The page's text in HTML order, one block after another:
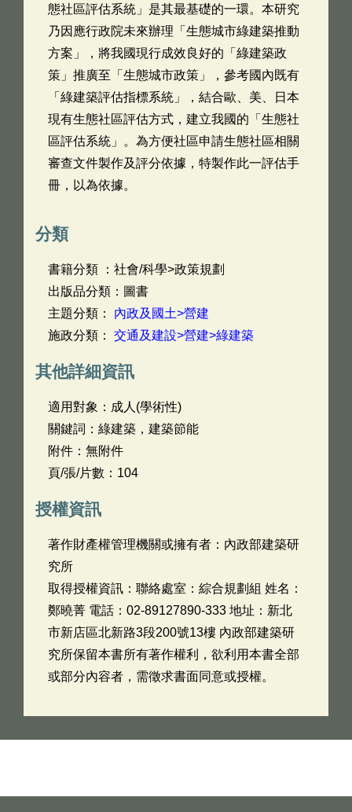
態社區評估系統」是其最基礎的一環。本研究
乃因應行政院未來辦理「生態城市綠建築推動
方案」，將我國現行成效良好的「綠建築政
策」推廣至「生態城市政策」，參考國內既有
「綠建築評估指標系統」，結合歐、美、日本
現有生態社區評估方式，建立我國的「生態社
區評估系統」。為方便社區申請生態社區相關
審查文件製作及評分依據，特製作此一評估手
冊，以為依據。
分類
書籍分類 ：社會/科學>政策規劃
出版品分類：圖書
主題分類： 內政及國土>營建
施政分類： 交通及建設>營建>綠建築
其他詳細資訊
適用對象：成人(學術性)
關鍵詞：綠建築，建築節能
附件：無附件
頁/張/片數：104
授權資訊
著作財產權管理機關或擁有者：內政部建築研
究所
取得授權資訊：聯絡處室：綜合規劃組 姓名：
鄭曉菁 電話：02-89127890-333 地址：新北
市新店區北新路3段200號13樓 內政部建築研
究所保留本書所有著作權利，欲利用本書全部
或部分內容者，需徵求書面同意或授權。